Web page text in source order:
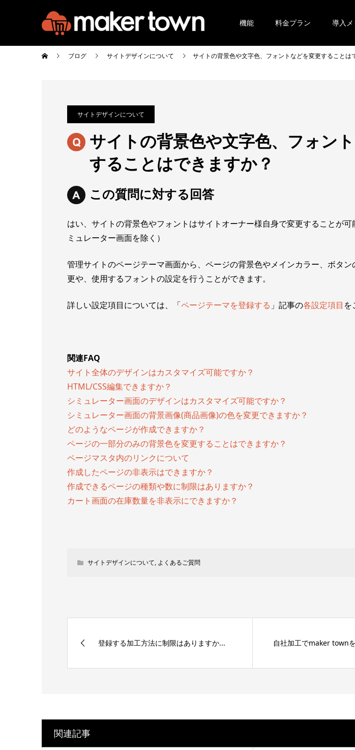
機能 料金プラン 導入メ
ブログ サイトデザインについて サイトの背景色や文字色、フォントなどを変更することは
サイトデザインについて
サイトの背景色や文字色、フォン
することはできますか？
この質問に対する回答
はい、サイトの背景色やフォントはサイトオーナー様自身で変更することが
ミュレーター画面を除く）
管理サイトのページテーマ画面から、ページの背景色やメインカラー、ボタ
更や、使用するフォントの設定を行うことができます。
詳しい設定項目については、「ページテーマを登録する 」記事の各設定項目 を
関連FAQ
サイト全体のデザインはカスタマイズ可能ですか？
HTML/CSS編集できますか？
シミュレーター画面のデザインはカスタマイズ可能ですか？
シミュレーター画面の背景画像(商品画像)の色を変更できますか？
どのようなページが作成できますか？
ページの一部分のみの背景色を変更することはできますか？
ページマスタ内のリンクについて
作成したページの非表示はできますか？
作成できるページの種類や数に制限はありますか？
カート画面の在庫数量を非表示にできますか？
サイトデザインについて, よくあるご質問
登録する加工方法に制限はありますか... 自社加工でmaker town
関連記事